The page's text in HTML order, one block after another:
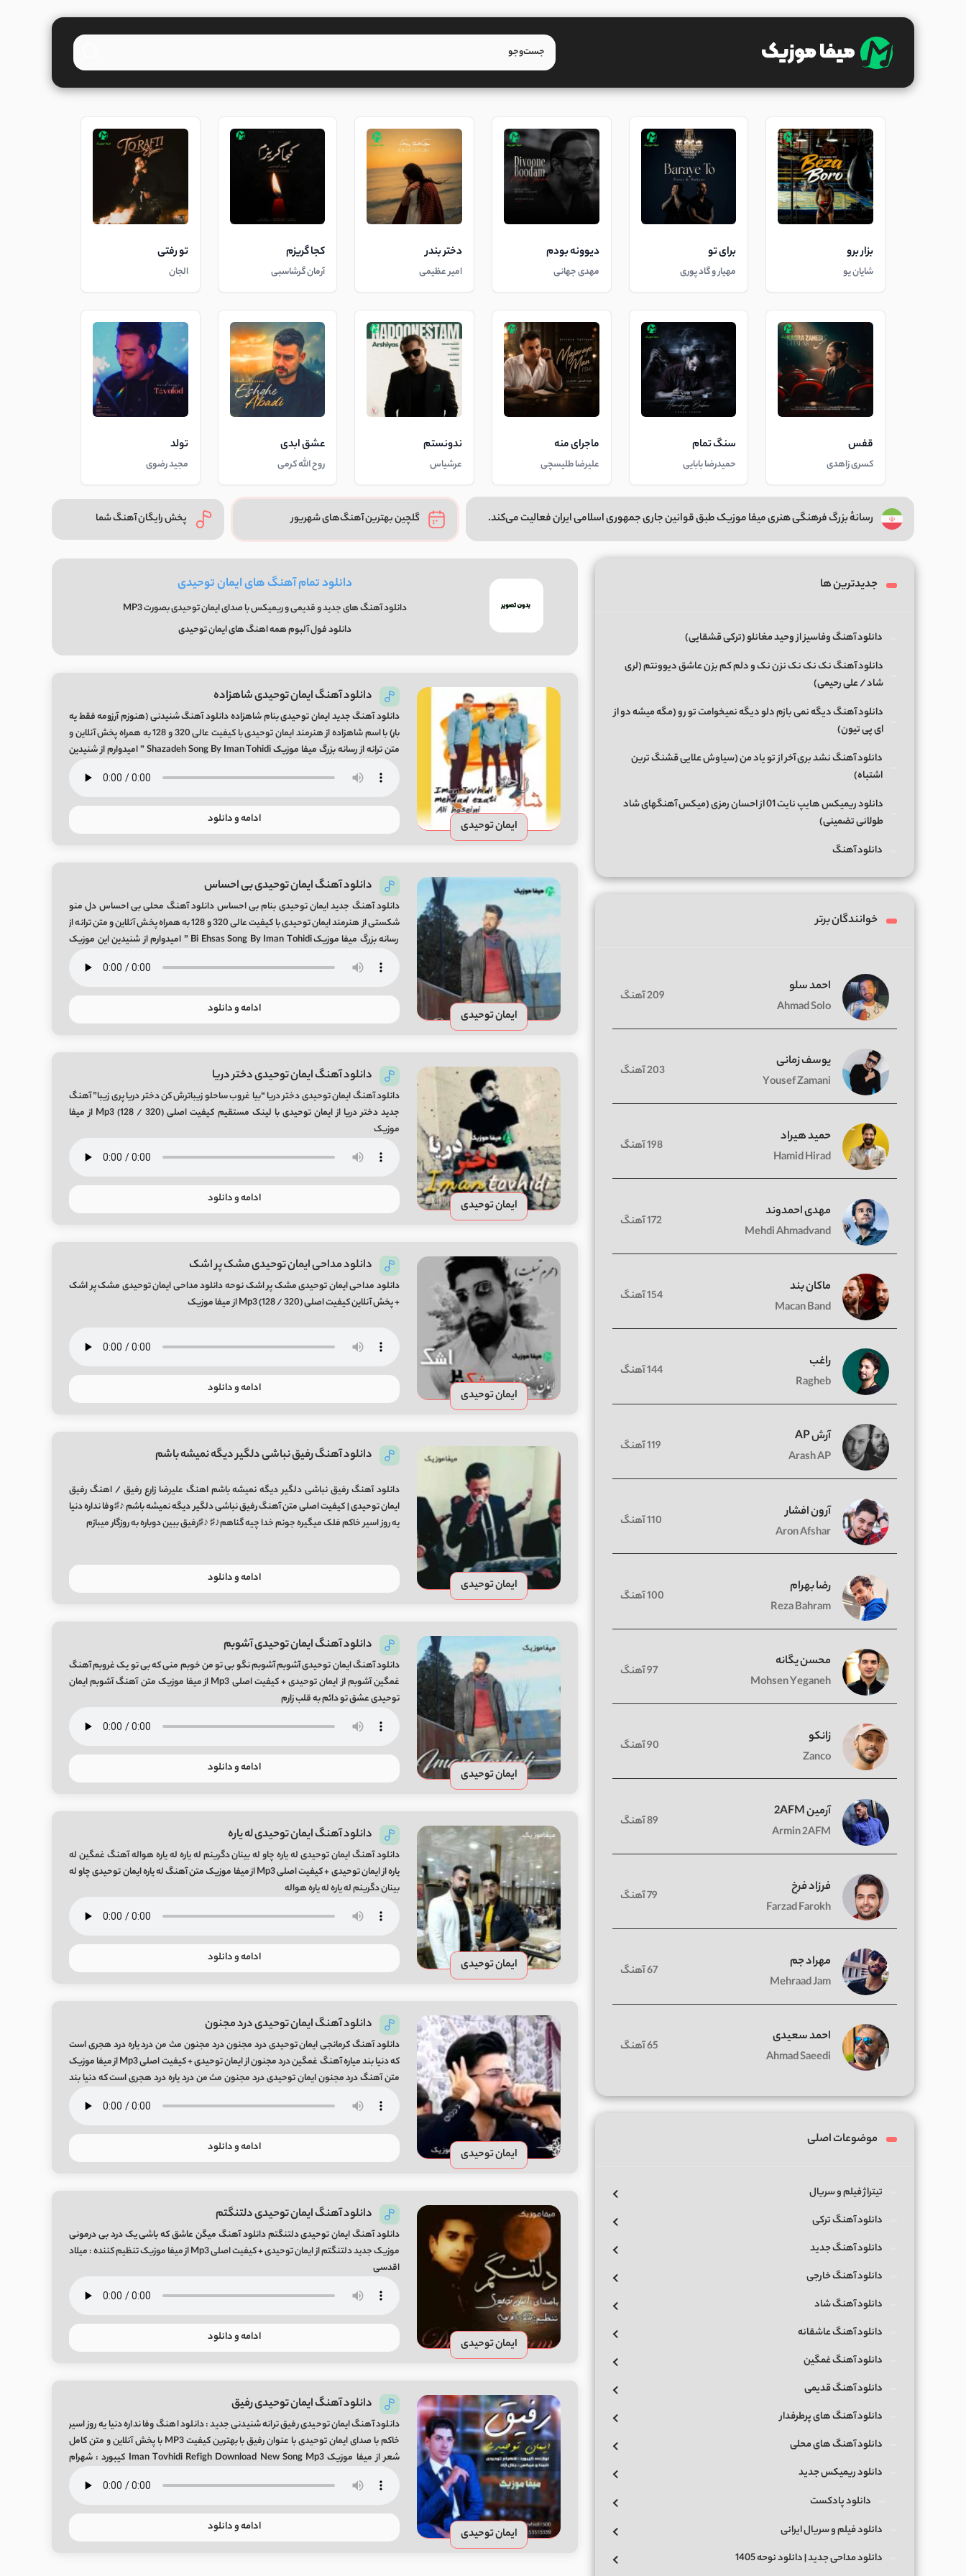
بزار برو
شایان یو
برای تو
مهیار و گاد پوری
دیوونه بودم
مهدی جهانی
دختر بندر
امیر عظیمی
کجا گریزم
آرمان گرشاسبی
تو رفتی
الجان
قفس
کسری زاهدی
سنگ تمام
حمیدرضا بابایی
ماجرای منه
علیرضا طلیسچی
ندونستم
عرشیاس
عشق ابدی
روح الله کرمی
تولد
مجید رضوی
رسانهٔ بزرگ فرهنگی هنری میفا موزیک طبق قوانین جاری جمهوری اسلامی ایران فعالیت می‌کند. گلچین بهترین آهنگ‌های شهریور پخش رایگان آهنگ شما
دانلود تمام آهنگ های ایمان توحیدی
دانلود آهنگ های جدید و قدیمی و ریمیکس با صدای ایمان توحیدی بصورت MP3
دانلود فول آلبوم همه اهنگ های ایمان توحیدی
ایمان توحیدی
دانلود آهنگ ایمان توحیدی شاهزاده
دانلود آهنگ جدید ایمان توحیدی بنام شاهزاده دانلود آهنگ شنیدنی (هنوزم آرزومه فقط یه
بار) با اسم شاهزاده از هنرمند ایمان توحیدی با کیفیت عالی 320 و 128 به همراه پخش آنلاین و
متن ترانه از رسانه بزرگ میفا موزیک Shazadeh Song By Iman Tohidi ” امیدوارم از شنیدین
ادامه و دانلود
ایمان توحیدی
دانلود آهنگ ایمان توحیدی بی احساس
دانلود آهنگ جدید ایمان توحیدی بنام بی احساس دانلود آهنگ محلی بی احساس دل منو
شکستی از هنرمند ایمان توحیدی با کیفیت عالی 320 و 128 به همراه پخش آنلاین و متن ترانه از
رسانه بزرگ میفا موزیک Bi Ehsas Song By Iman Tohidi ” امیدوارم از شنیدین این موزیک
ادامه و دانلود
ایمان توحیدی
دانلود آهنگ ایمان توحیدی دختر دریا
دانلود آهنگ ایمان توحیدی دختر دریا “بیا غروب ساحلو زیباترش کن دختر دریا پری زیبا” آهنگ
جدید دختر دریا از ایمان توحیدی با لینک مستقیم کیفیت اصلی (320 / 128) Mp3 از میفا
موزیک
ادامه و دانلود
ایمان توحیدی
دانلود مداحی ایمان توحیدی مشک پر اشک
دانلود مداحی ایمان توحیدی مشک پر اشک نوحه دانلود مداحی ایمان توحیدی مشک پر اشک
+ پخش آنلاین کیفیت اصلی (320 / 128) Mp3 از میفا موزیک
ادامه و دانلود
ایمان توحیدی
دانلود آهنگ رفیق نباشی دلگیر دیگه نمیشه باشم
دانلود آهنگ رفیق نباشی دلگیر دیگه نمیشه باشم اهنگ علیرضا زارع رفیق / اهنگ رفیق
ایمان توحیدی | کیفیت اصلی متن آهنگ رفیق نباشی دلگیر دیگه نمیشه باشم ♪♯وفا نداره دنیا
یه روز اسیر خاکم فلک میگیره جونم خدا چیه گناهم♪♯ ♪♯رفیق ببین دوباره به روزگار میبازم
ادامه و دانلود
ایمان توحیدی
دانلود آهنگ ایمان توحیدی آشوبم
دانلود آهنگ ایمان توحیدی آشوبم آشوبم نگو بی تو من خوبم منی که بی تو یک غروبم آهنگ
غمگین آشوبم از ایمان توحیدی + کیفیت اصلی Mp3 از میفا موزیک متن آهنگ آشوبم ایمان
توحیدی عشق تو دائم به قلب زارم
ادامه و دانلود
ایمان توحیدی
دانلود آهنگ ایمان توحیدی له یاره
دانلود آهنگ ایمان توحیدی له یاره چاو له بینان دگرینم له یاره له یاره هواله آهنگ غمگین له
یاره از ایمان توحیدی + کیفیت اصلی Mp3 از میفا موزیک متن آهنگ له یاره ایمان توحیدی چاو له
بینان دگرینم له یاره له یاره هواله
ادامه و دانلود
ایمان توحیدی
دانلود آهنگ ایمان توحیدی درد مجنون
دانلود آهنگ کرمانجی ایمان توحیدی درد مجنون درد مجنون مث من درد یاره درد هجری است
که دنیا بند میاره آهنگ غمگین درد مجنون از ایمان توحیدی + کیفیت اصلی Mp3 از میفا موزیک
متن آهنگ درد مجنون ایمان توحیدی درد مجنون مث من درد یاره درد هجری است که دنیا بند
ادامه و دانلود
ایمان توحیدی
دانلود آهنگ ایمان توحیدی دلتنگتم
دانلود آهنگ ایمان توحیدی دلتنگتم دانلود آهنگ میگن عاشق که باشی یک درد بی درمونی
موزیک جدید دلتنگتم از ایمان توحیدی + کیفیت اصلی Mp3 از میفا موزیک تنظیم کننده : میلاد
اقدسی
ادامه و دانلود
ایمان توحیدی
دانلود آهنگ ایمان توحیدی رفیق
دانلود آهنگ ایمان توحیدی رفیق ترانه شنیدنی جدید : دانلود اهنگ وفا نداره دنیا یه روز اسیر
خاکم با صدای ایمان توحیدی با عنوان رفیق با بهترین کیفیت MP3 با پخش آنلاین و متن کامل
شعر از میفا موزیک Iman Tovhidi Refigh Download New Song Mp3 کیبورد : شهرام
ادامه و دانلود
جدیدترین ها
دانلود آهنگ وفاسیز از وحید مغانلو (ترکی قشقایی)
دانلود آهنگ نک نک نک نزن نک و دلم کم بزن عاشق دیوونتم (لری
شاد / علی رحیمی)
دانلود آهنگ دیگه نمی بازم دلو دیگه نمیخوامت تو رو (مگه میشه دو از
ای پی تیون)
دانلود آهنگ نشد بری آخر از تو یاد من (سیاوش علایی قشنگ ترین
اشتباه)
دانلود ریمیکس هایپ نایت 01 از احسان رمزی (میکس آهنگهای شاد
طولانی تضمینی)
دانلود آهنگ
خوانندگان برتر
احمد سلو
Ahmad Solo
209 آهنگ
یوسف زمانی
Yousef Zamani
203 آهنگ
حمید هیراد
Hamid Hirad
198 آهنگ
مهدی احمدوند
Mehdi Ahmadvand
172 آهنگ
ماکان بند
Macan Band
154 آهنگ
راغب
Ragheb
144 آهنگ
آرش AP
Arash AP
119 آهنگ
آرون افشار
Aron Afshar
110 آهنگ
رضا بهرام
Reza Bahram
100 آهنگ
محسن یگانه
Mohsen Yeganeh
97 آهنگ
زانکو
Zanco
90 آهنگ
آرمین 2AFM
Armin 2AFM
89 آهنگ
فرزاد فرخ
Farzad Farokh
79 آهنگ
مهراد جم
Mehraad Jam
67 آهنگ
احمد سعیدی
Ahmad Saeedi
65 آهنگ
موضوعات اصلی
تیتراژ فیلم و سریال
دانلود آهنگ ترکی
دانلود آهنگ جدید
دانلود آهنگ خارجی
دانلود آهنگ شاد
دانلود آهنگ عاشقانه
دانلود آهنگ غمگین
دانلود آهنگ قدیمی
دانلود آهنگ های پرطرفدار
دانلود آهنگ های محلی
دانلود ریمیکس جدید
دانلود پادکست
دانلود فیلم و سریال ایرانی
دانلود مداحی جدید | دانلود نوحه 1405